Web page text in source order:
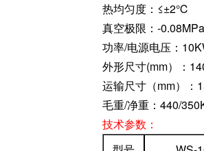
热均匀度：≤±2℃
真空极限：-0.08MPa
功率/电源电压：
外形尺寸(mm）：
运输尺寸（mm）：
毛重/净重：440/
技术参数：